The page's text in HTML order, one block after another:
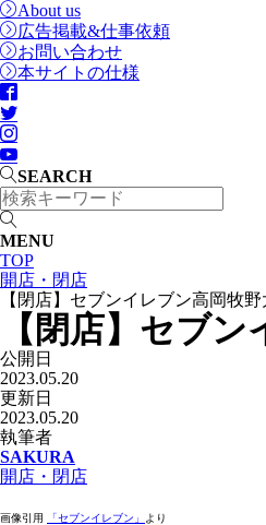
About us
広告掲載&仕事依頼
お問い合わせ
本サイトの仕様
SEARCH
MENU
TOP
開店・閉店
【閉店】セブンイレブン高岡牧
【閉店】セブ
公開日
2023.05.20
更新日
2023.05.20
執筆者
SAKURA
開店・閉店
画像引用 「セブンイレブン」 より